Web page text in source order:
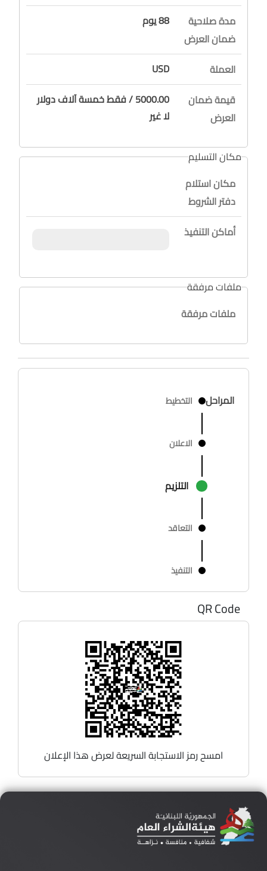
مدة صلاحية
ضمان العرض
88 يوم
العملة
USD
قيمة ضمان
العرض
5000.00 / فقط خمسة آلاف دولار
لا غير
مكان التسليم
مكان استلام
دفتر الشروط
أماكن التنفيذ
ملفات مرفقة
ملفات مرفقة
المراحل التخطيط
الاعلان
التلزيم
التعاقد
التنفيذ
QR Code
امسح رمز الاستجابة السريعة لعرض هذا الإعلان